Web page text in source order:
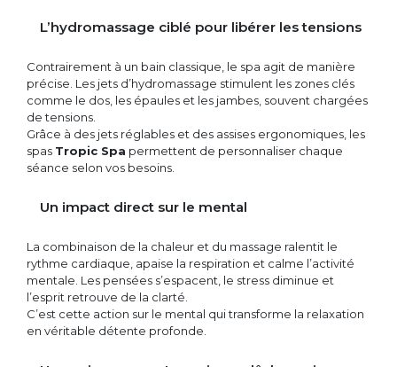
L’hydromassage ciblé pour libérer les tensions
Contrairement à un bain classique, le spa agit de manière
précise. Les jets d’hydromassage stimulent les zones clés
comme le dos, les épaules et les jambes, souvent chargées
de tensions.
Grâce à des jets réglables et des assises ergonomiques, les
spas Tropic Spa permettent de personnaliser chaque
séance selon vos besoins.
Un impact direct sur le mental
La combinaison de la chaleur et du massage ralentit le
rythme cardiaque, apaise la respiration et calme l’activité
mentale. Les pensées s’espacent, le stress diminue et
l’esprit retrouve de la clarté.
C’est cette action sur le mental qui transforme la relaxation
en véritable détente profonde.